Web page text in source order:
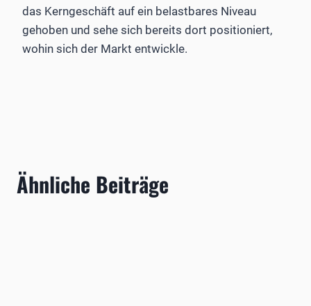
das Kerngeschäft auf ein belastbares Niveau
gehoben und sehe sich bereits dort positioniert,
wohin sich der Markt entwickle.
Ähnliche Beiträge